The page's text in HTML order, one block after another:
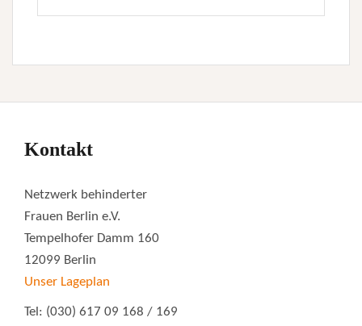
Kontakt
Netzwerk behinderter
Frauen Berlin e.V.
Tempelhofer Damm 160
12099 Berlin
Unser Lageplan
Tel: (030) 617 09 168 / 169